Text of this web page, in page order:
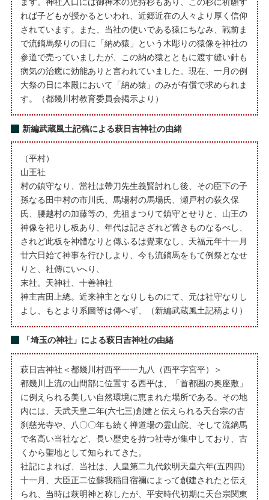
れば子どもが授かるといわれ、近郷近在の人々より厚く信仰
されています。また、当社の使いである猿にちなみ、戦前ま
で流鏑馬祭りの日に「納め猿」という木彫りの猿像を神社の
参道で売っていましたが、この納め猿とともに渡す縫い針も
病気の治癒に効能ありと言われていました。現在、一月の例
大祭の日に本殿において「納め猿」のみが有償で求められま
す。（都幾川村教育委員会掲示より）
新編武蔵風土記稿による萩日吉神社の由緒
（平村）
山王社
村の鎮守なり、當社は帶刀先生義賢討れし後、その臣下の子
孫なる田中村の市川氏、馬場村の馬場氏、瀬戸村の荻久保
氏、腰越村の加藤等の、先祖まつりて鎮守とせりと、山王の
神像を祀りし板あり、年代は記さざれど舊きものなるべし、
されど此板を神體なりと傳ふるは覺束なし、天福元年十一月
廿六日始て神事を行ひしより、今も流鏑馬をもて例祭となせ
りと、社傳にいへり、
末社。天神社、十善神社
神主吉田上總。近来神主となりしものにて、元は社守なりし
よし、もとより系圖等は傳へず、（新編武蔵風土記稿より）
「埼玉の神社」による萩日吉神社の由緒
萩日吉神社＜都幾川村西平一一九八（西平字宮平）＞
都幾川上流の山間部に位置する西平は、「首都圏の奥座敷」
に例えられる美しい自然環境に恵まれた場所である。その地
内には、天武天皇二年(六七三)創建と伝えられる天台宗の古
刹慈光寺や、八〇〇年も続く禅道場の霊山院、そして流鏑馬
で名高い当社など、長い歴史を持つ社寺が集中しており、古
くから聖地として知られてきた。
社記によれば、当社は、人皇第二九代欽明天皇六年(五四四)
十一月、大臣正二位蘇我稲目宿禰によって創建されたと伝え
られ、当時は萩明神と称したが、平安時代初期に天台宗関東